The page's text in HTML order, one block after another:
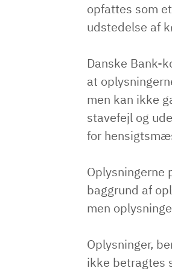
opfattes som
udstedelse af
Danske Bank-
at
men kan ikke
stavefejl og
for
Oplysningerne
baggrund af
men
Oplysninger,
ikke betragtes